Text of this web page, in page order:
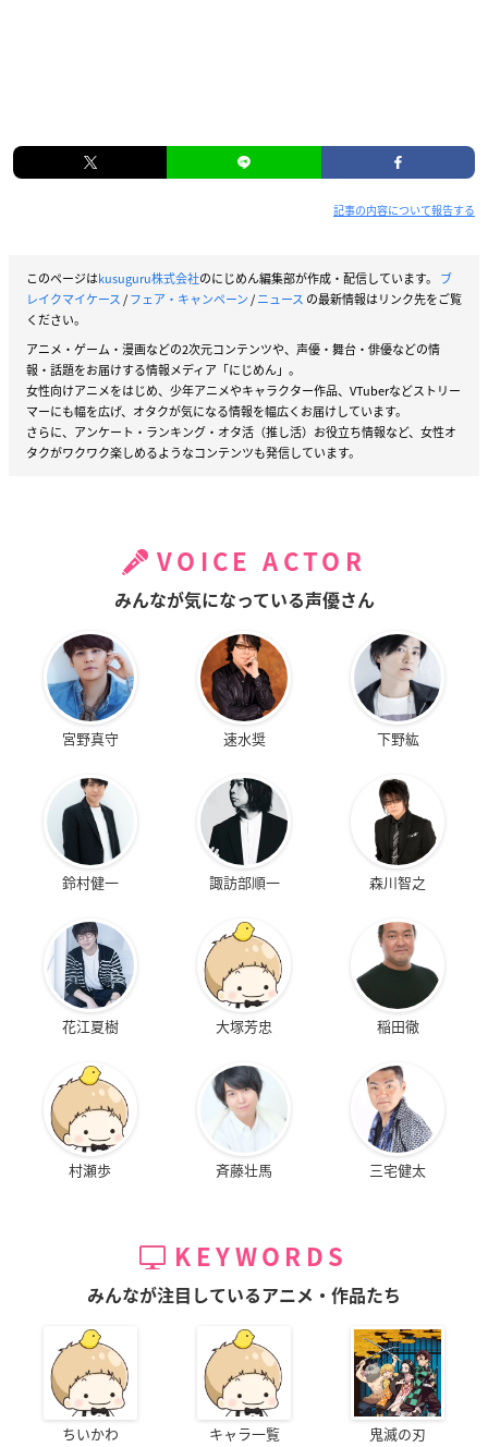
記事の内容について報告する
このページはkusuguru株式会社のにじめん編集部が作成・配信しています。 ブ
レイクマイケース/フェア・キャンペーン/ニュース の最新情報はリンク先をご覧
ください。
アニメ・ゲーム・漫画などの2次元コンテンツや、声優・舞台・俳優などの情
報・話題をお届けする情報メディア「にじめん」。
女性向けアニメをはじめ、少年アニメやキャラクター作品、VTuberなどストリー
マーにも幅を広げ、オタクが気になる情報を幅広くお届けしています。
さらに、アンケート・ランキング・オタ活（推し活）お役立ち情報など、女性オ
タクがワクワク楽しめるようなコンテンツも発信しています。
VOICE ACTOR
みんなが気になっている声優さん
宮野真守 速水奨 下野紘
鈴村健一 諏訪部順一 森川智之
花江夏樹 大塚芳忠 稲田徹
村瀬歩 斉藤壮馬 三宅健太
KEYWORDS
みんなが注目しているアニメ・作品たち
ちいかわ キャラ一覧 鬼滅の刃